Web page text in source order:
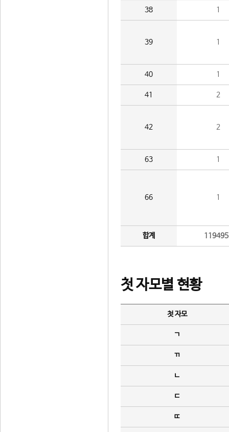
38 1
39 1
40 1
41 2
42 2
63 1
66 1
합계
첫 자모별 현황
첫 자모
ㄱ
ㄲ
ㄴ
ㄷ
ㄸ